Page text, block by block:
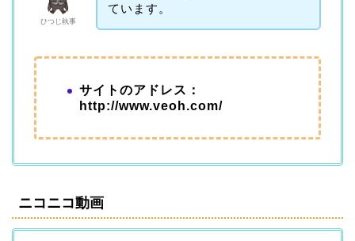
ひつじ執事
ています。
サイトのアドレス：
http://www.veoh.com/
ニコニコ動画